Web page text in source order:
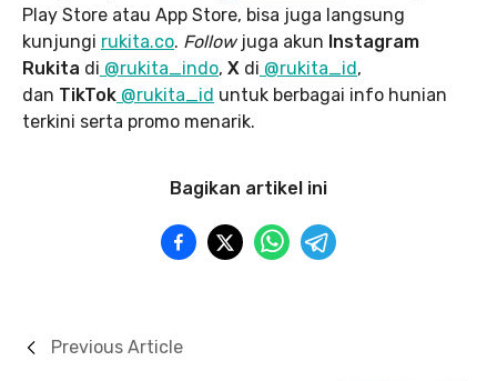
Play Store atau App Store, bisa juga langsung
kunjungi rukita.co. Followjuga akun Instagram
Rukita di @rukita_indo, X di @rukita_id,
dan TikTok @rukita_id untuk berbagai info hunian
terkini serta promo menarik.
Bagikan artikel ini
Previous Article